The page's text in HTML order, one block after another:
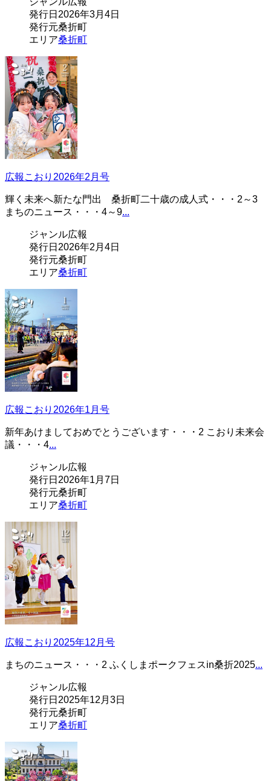
発行日 2026年3月4日
発行元桑折町
エリア桑折町
広報こおり2026年2月号
輝く未来へ新たな門出 桑折町二十歳の成人式・・・2～3
まちのニュース・・・4～9...
ジャンル広報
発行日 2026年2月4日
発行元桑折町
エリア桑折町
広報こおり2026年1月号
新年あけましておめでとうございます・・・2 こおり未来会
議・・・4...
ジャンル広報
発行日 2026年1月7日
発行元桑折町
エリア桑折町
広報こおり2025年12月号
まちのニュース・・・2 ふくしまポークフェスin桑折2025...
ジャンル広報
発行日 2025年12月3日
発行元桑折町
エリア桑折町